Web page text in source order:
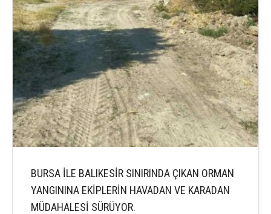
BURSA İLE BALIKESİR SINIRINDA ÇIKAN ORMAN
YANGININA EKİPLERİN HAVADAN VE KARADAN
MÜDAHALESİ SÜRÜYOR.